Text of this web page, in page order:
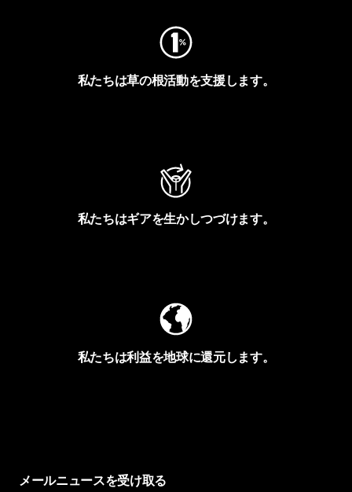
私たちは草の根活動を支援します。
私たちはギアを生かしつづけます。
私たちは利益を地球に還元します。
メールニュースを受け取る